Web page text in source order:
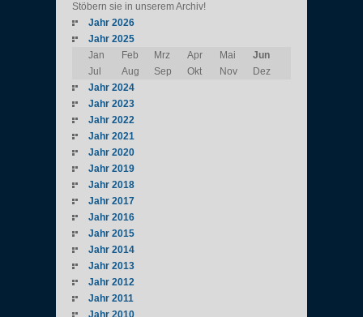
Stöbern sie in unserem Archiv!
Jahr 2026
Jahr 2025
Jan
Feb Mrz Apr Mai
Jun
Jul
Aug Sep Okt Nov
Dez
Jahr 2024
Jahr 2023
Jahr 2022
Jahr 2021
Jahr 2020
Jahr 2019
Jahr 2018
Jahr 2017
Jahr 2016
Jahr 2015
Jahr 2014
Jahr 2013
Jahr 2012
Jahr 2011
Jahr 2010